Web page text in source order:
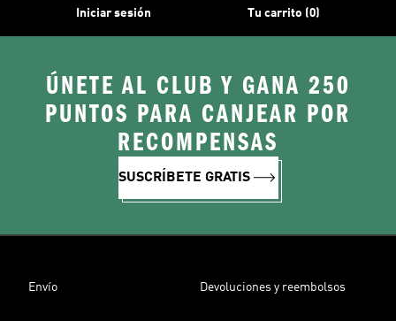
Iniciar sesión Tu carrito (0)
ÚNETE AL CLUB Y GANA 250
PUNTOS PARA CANJEAR POR
RECOMPENSAS
SUSCRÍBETE GRATIS
Envío Devoluciones y reembolsos